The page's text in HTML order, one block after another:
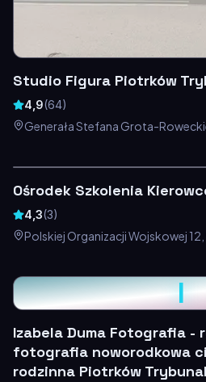
Studio Figura Piotrków
4,9(64)
Generała Stefana Grota-
Ośrodek Szkolenia
4,3(3)
Polskiej Organizacji Wojskowej
I
Izabela Duma Fotografia -
fotografia noworodkowa
rodzinna Piotrków